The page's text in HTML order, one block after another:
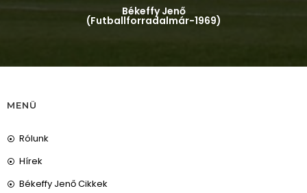
Békeffy Jenő
(Futballforradalmár-1969)
MENÜ
Rólunk
Hírek
Békeffy Jenő Cikkek